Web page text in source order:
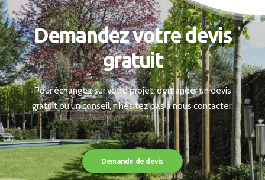
Demandez votre devis
gratuit
Pour échangez sur votre projet, demander un devis
gratuit ou un conseil, n’hésitez pas à nous contacter.
Demande de devis